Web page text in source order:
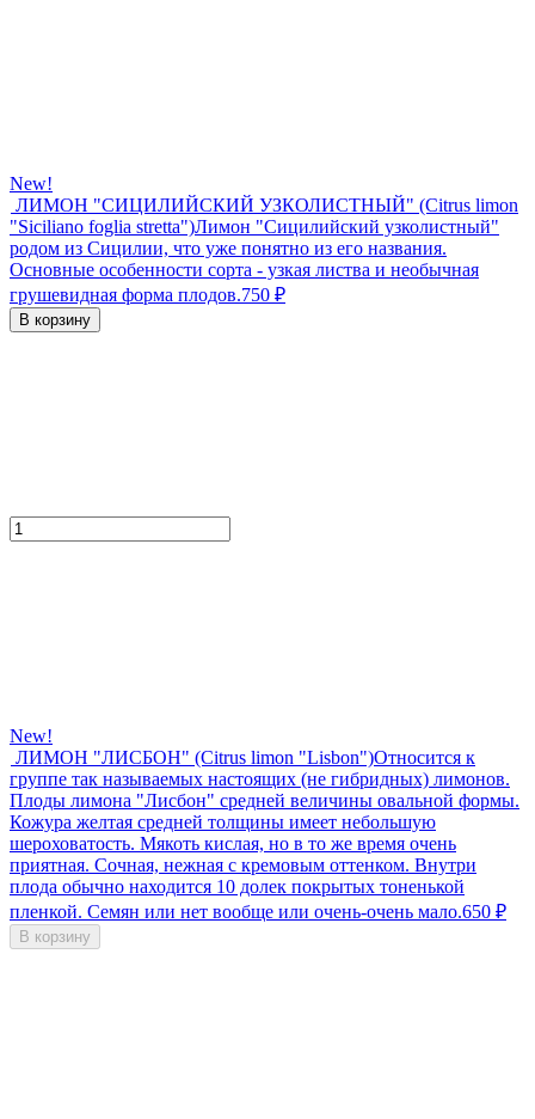
New!
ЛИМОН "СИЦИЛИЙСКИЙ УЗКОЛИСТНЫЙ" (Citrus limon
"Siciliano foglia stretta")Лимон "Сицилийский узколистный"
родом из Сицилии, что уже понятно из его названия.
Основные особенности сорта - узкая листва и необычная
грушевидная форма плодов.750 ₽
В корзину
New!
ЛИМОН "ЛИСБОН" (Citrus limon "Lisbon")Относится к
группе так называемых настоящих (не гибридных) лимонов.
Плоды лимона "Лисбон" средней величины овальной формы.
Кожура желтая средней толщины имеет небольшую
шероховатость. Мякоть кислая, но в то же время очень
приятная. Сочная, нежная с кремовым оттенком. Внутри
плода обычно находится 10 долек покрытых тоненькой
пленкой. Семян или нет вообще или очень-очень мало.650 ₽
В корзину